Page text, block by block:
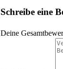
Schreibe eine
Deine